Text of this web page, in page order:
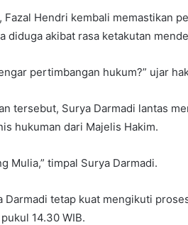
Hendri kembali memastikan
diduga akibat rasa ketakutan
pertimbangan hukum?” ujar
tersebut, Surya Darmadi lantas
hukuman dari Majelis Hakim.
Mulia,” timpal Surya Darmadi.
Darmadi tetap kuat mengikuti
14.30 WIB.